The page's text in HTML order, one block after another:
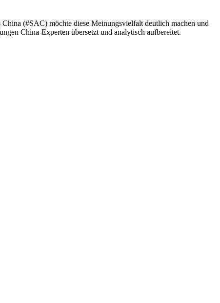
(#SAC) möchte diese Meinungsvielfalt deutlich machen und
China-Experten übersetzt und analytisch aufbereitet.